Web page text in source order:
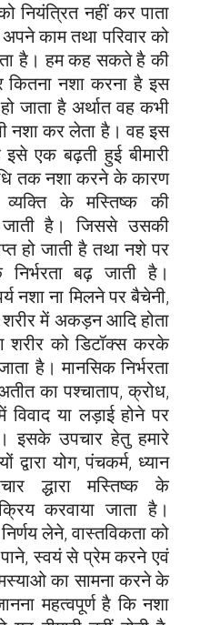
नियंत्रित नहीं कर पाता
काम तथा परिवार को
है। हम कह सकते है की
नशा करना है इस
जाता है अर्थात वह कभी
नशा कर लेता है। वह इस
इसे एक बढ़ती हुई बीमारी
तक नशा करने के कारण
व्यक्ति के मस्तिष्क की
जाती है। जिससे उसकी
हो जाती है तथा नशे पर
निर्भरता बढ़ जाती है।
नशा ना मिलने पर बैचेनी,
शरीर में अकड़न आदि होता
शरीर को डिटॉक्स करके
है। मानसिक निर्भरता
का पश्चाताप, क्रोध,
या लड़ाई होने पर
उपचार हेतु हमारे
द्वारा योग, पंचकर्म, ध्यान
द्धारा मस्तिष्क के
करवाया जाता है।
लेने, वास्तविकता को
स्वयं से प्रेम करने एवं
का सामना करने के
महत्वपूर्ण है कि नशा